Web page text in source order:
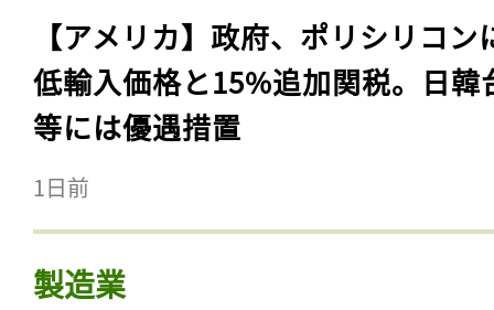
【アメリカ】政府、ポリシリコン
低輸入価格と15%追加関税。日韓
等には優遇措置
1日前
製造業